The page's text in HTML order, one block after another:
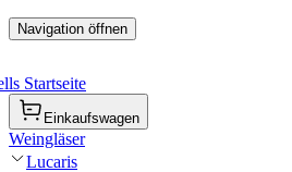
Navigation öffnen
Startseite
Einkaufswagen
Weingläser
Lucaris